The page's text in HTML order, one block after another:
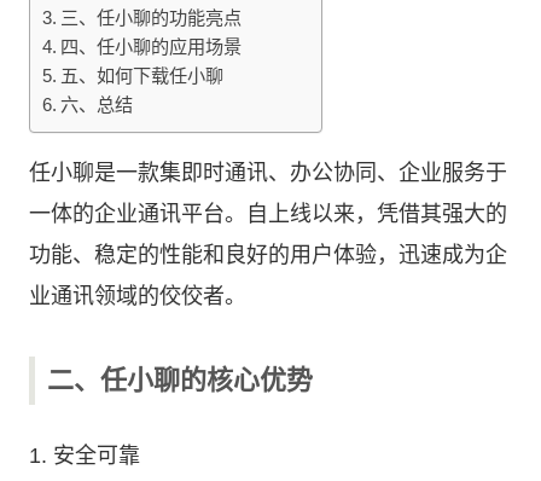
三、任小聊的功能亮点
四、任小聊的应用场景
五、如何下载任小聊
六、总结
任小聊是一款集即时通讯、办公协同、企业服务于
一体的企业通讯平台。自上线以来，凭借其强大的
功能、稳定的性能和良好的用户体验，迅速成为企
业通讯领域的佼佼者。
二、任小聊的核心优势
1. 安全可靠